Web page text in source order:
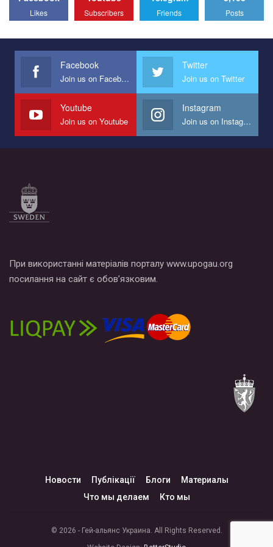
Эмоционально сильный ролик от команды "Гей-альянс
представляющий программу развития организации.
Мы просим вас поддержать нас и помочь нам реализовать
наш план по борьбе с насилием и дискриминацией на почве
СОГИ в Украине.
Все, что вам нужно сделать - это зайти на наш канал YouTube
по этой ссылке и поставить лайк под видео.
Likes Subscribers Friends Posts
Facebook
Join us on Facebook
Twitter
Join us on Twitter
Youtube
Join us on Youtube
Instagram
Join us on Instagram
При використанні матеріалів порталу www.upogau.org
посилання на сайт є обов’язковим.
Новости Публікації Блоги
Материалы
Что мы делаем
Кто мы
© 2026 - Гей-альянс Украина. All Rights Reserved.